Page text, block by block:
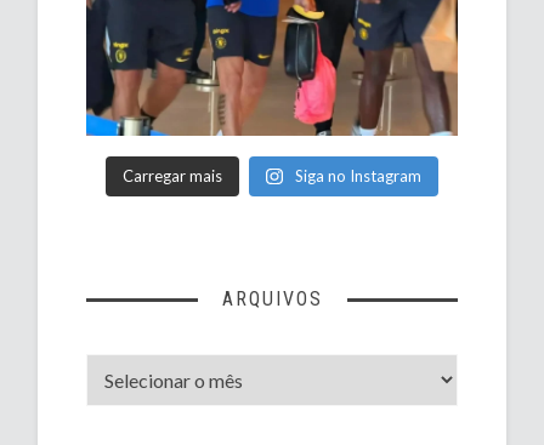
Carregar mais Siga no Instagram
ARQUIVOS